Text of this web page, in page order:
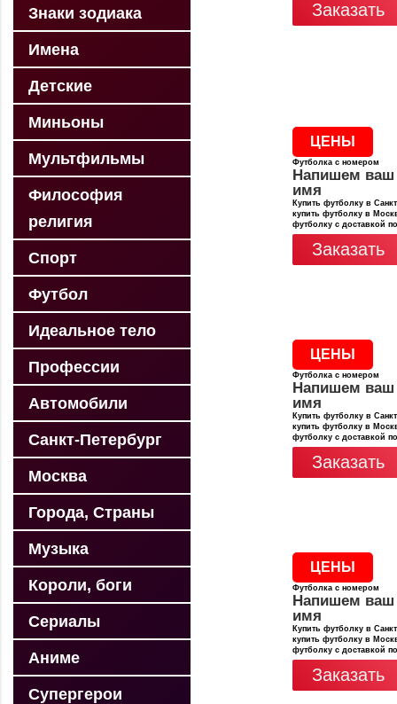
Знаки зодиака
Имена
Детские
Миньоны
Мультфильмы
Философия
религия
Спорт
Футбол
Идеальное тело
Профессии
Автомобили
Санкт-Петербург
Москва
Города, Страны
Музыка
Короли, боги
Сериалы
Аниме
Супергерои
Заказать
ЦЕНЫ
Футболка с номером
Напишем ваш
имя
Купить футболку в
купить футболку в
футболку с доставкой
Заказать
ЦЕНЫ
Футболка с номером
Напишем ваш
имя
Купить футболку в
купить футболку в
футболку с доставкой
Заказать
ЦЕНЫ
Футболка с номером
Напишем ваш
имя
Купить футболку в
купить футболку в
футболку с доставкой
Заказать